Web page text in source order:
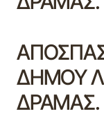
ΔΗΜΟΥ
ΔΡΑΜΑΣ.